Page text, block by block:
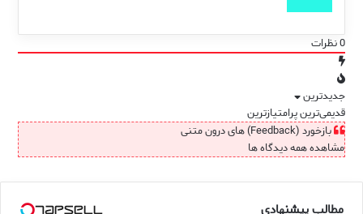
0نظرات
جدیدترین
قدیمی‌ترینپرامتیازترین
بازخورد (Feedback) های درون متنی
مشاهده همه دیدگاه ها
مطالب پیشنهادی